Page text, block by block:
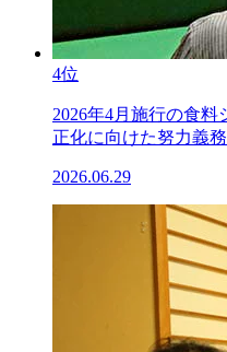
4位
2026年4月施行の食
正化に向けた努力義
2026.06.29